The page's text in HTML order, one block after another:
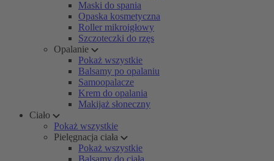
Maski do spania
Opaska kosmetyczna
Roller mikroigłowy
Szczoteczki do rzęs
Opalanie
Pokaż wszystkie
Balsamy po opalaniu
Samoopalacze
Krem do opalania
Makijaż słoneczny
Ciało
Pokaż wszystkie
Pielęgnacja ciała
Pokaż wszystkie
Balsamy do ciała